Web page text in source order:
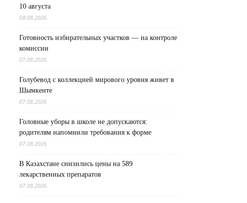
10 августа
08.08.2026
Готовность избирательных участков — на контроле
комиссии
07.08.2026
Голубевод с коллекцией мирового уровня живет в
Шымкенте
07.08.2026
Головные уборы в школе не допускаются:
родителям напомнили требования к форме
07.08.2026
В Казахстане снизились цены на 589
лекарственных препаратов
07.08.2026